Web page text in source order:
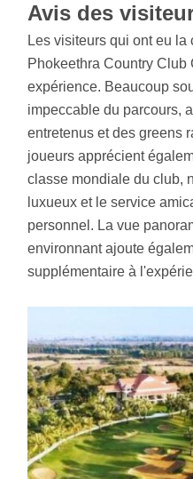
Avis des
Les visiteurs qui ont eu la
Phokeethra Country Club
expérience. Beaucoup
impeccable du parcours,
entretenus et des greens
joueurs apprécient
classe mondiale du club,
luxueux et le service
personnel. La vue
environnant ajoute
supplémentaire à